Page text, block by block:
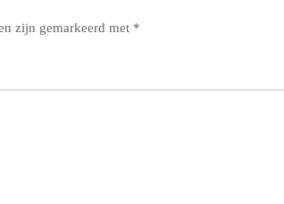
zijn gemarkeerd met *